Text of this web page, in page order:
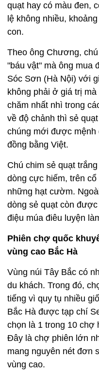
quạt hay có màu đen,
lệ không nhiều,
con.
Theo ông Chương, chú
"báu vật" mà ông mua
Sóc Sơn (Hà Nội) với
không phải ở giá trị
chăm nhất nhì trong
về độ chảnh thì sẻ
chúng mới được mệnh
đồng bằng Việt.
Chú chim sẻ quạt
dòng cực hiếm, trên
những hạt cườm.
dòng sẻ quạt còn
điệu múa điêu luyện
Phiên chợ quốc
vùng cao Bắc Hà
Vùng núi Tây Bắc có
du khách. Trong đó,
tiếng vì quy tụ nhiều
Bắc Hà được tạp chí
chọn là 1 trong 10 chợ
Đây là chợ phiên lớn
mang nguyên nét đơn
vùng cao.